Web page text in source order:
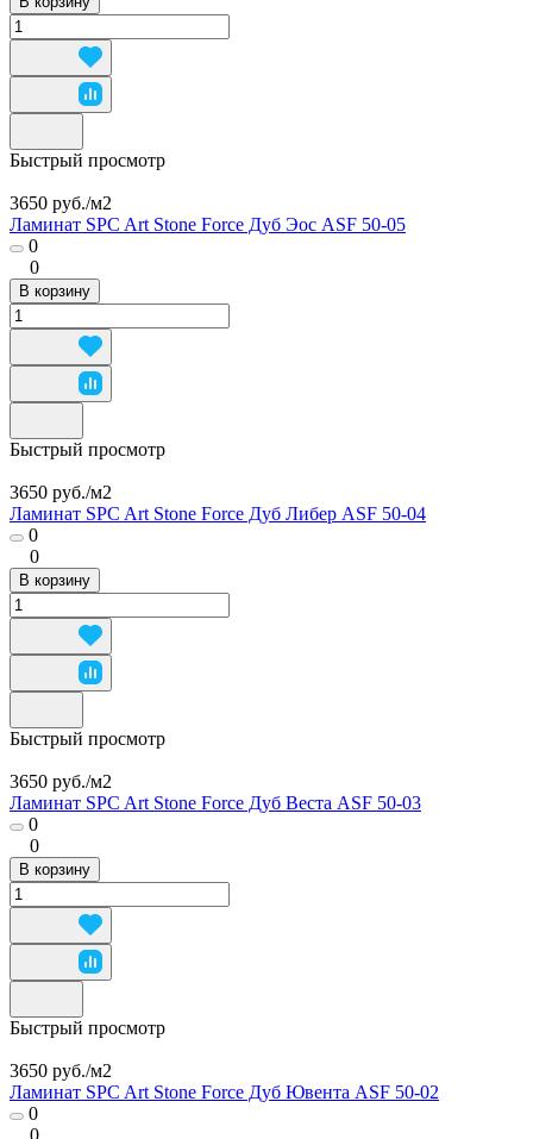
Быстрый просмотр
3650 руб./м2
Ламинат SPC Art Stone Force Дуб Эос ASF 50-05
0
0
В корзину
Быстрый просмотр
3650 руб./м2
Ламинат SPC Art Stone Force Дуб Либер ASF 50-04
0
0
В корзину
Быстрый просмотр
3650 руб./м2
Ламинат SPC Art Stone Force Дуб Веста ASF 50-03
0
0
В корзину
Быстрый просмотр
3650 руб./м2
Ламинат SPC Art Stone Force Дуб Ювента ASF 50-02
0
0